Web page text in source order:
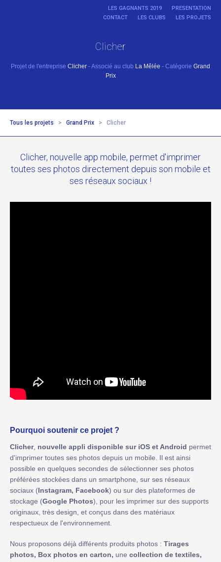
PRESENTATION
LES GAGNANTS 2019
LES PROJETS
LES CLUBS
CONTACT
Clicher
Projet de l'entreprise Clicher - Associé au club La Mêlée - Catégorie Grand
Prix
Tous les projets > Grand Prix > Clicher
Clicher, nouvelle app mobile, permet d'imprimer
toutes ses photos directement depuis son mobile et
ses réseaux sociaux !
Pourquoi soutenir ce projet ?
Clicher, nouvelle appli disponible sur iOS et Android permet
d'imprimer toutes ses photos depuis un mobile. Il est ainsi
possible en quelques secondes de sélectionner ses photos
préférées stockées dans un smartphone, sur ses réseaux
sociaux (Instagram, Facebook) ou sur des plateformes de
stockage (Google Photos), pour les imprimer sur des supports
originaux, très design, et conçus dans des matériaux
respectueux de l'environnement.
Nous proposons déjà différents produits photos : Tirages
photos, Box photos en carton, une collection de textiles,